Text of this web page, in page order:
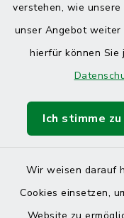
verstehen, wie
unser Angebot
hierfür können Sie
Ich stimme zu
Wir weisen darauf
Cookies einsetzen,